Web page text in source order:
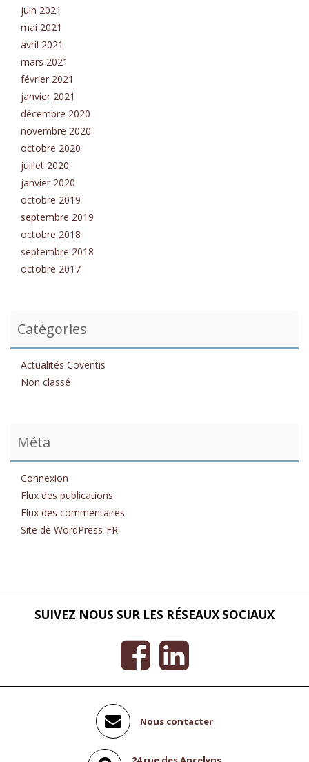
juin 2021
mai 2021
avril 2021
mars 2021
février 2021
janvier 2021
décembre 2020
novembre 2020
octobre 2020
juillet 2020
janvier 2020
octobre 2019
septembre 2019
octobre 2018
septembre 2018
octobre 2017
Catégories
Actualités Coventis
Non classé
Méta
Connexion
Flux des publications
Flux des commentaires
Site de WordPress-FR
SUIVEZ NOUS SUR LES RÉSEAUX SOCIAUX
Nous contacter